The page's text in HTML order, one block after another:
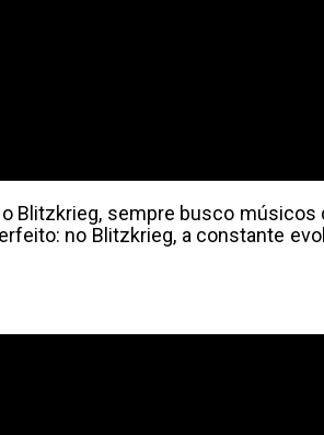
Blitzkrieg, sempre busco
no Blitzkrieg, a constante